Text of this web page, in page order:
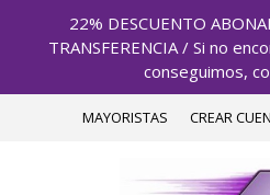
22% DESCUENTO
TRANSFERENCIA / Si no
conseguimos,
MAYORISTAS CREAR